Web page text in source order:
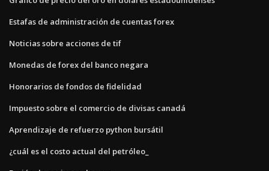
Estafas de administración de cuentas forex
Noticias sobre acciones de tif
Monedas de forex del banco negara
Honorarios de fondos de fidelidad
Impuesto sobre el comercio de divisas canadá
Aprendizaje de refuerzo python bursátil
¿cuál es el costo actual del petróleo_